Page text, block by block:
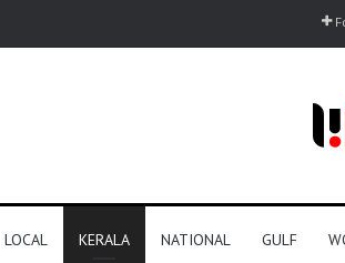
LOCAL KERALA NATIONAL GULF